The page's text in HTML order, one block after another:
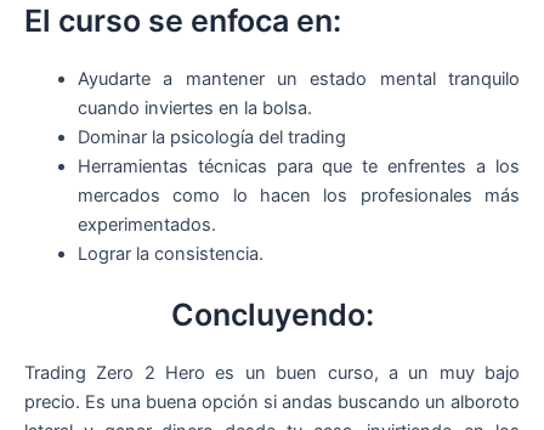
El curso se enfoca en:
Ayudarte a mantener un estado mental tranquilo
cuando inviertes en la bolsa.
Dominar la psicología del trading
Herramientas técnicas para que te enfrentes a los
mercados como lo hacen los profesionales más
experimentados.
Lograr la consistencia.
Concluyendo:
Trading Zero 2 Hero es un buen curso, a un muy bajo
precio. Es una buena opción si andas buscando un alboroto